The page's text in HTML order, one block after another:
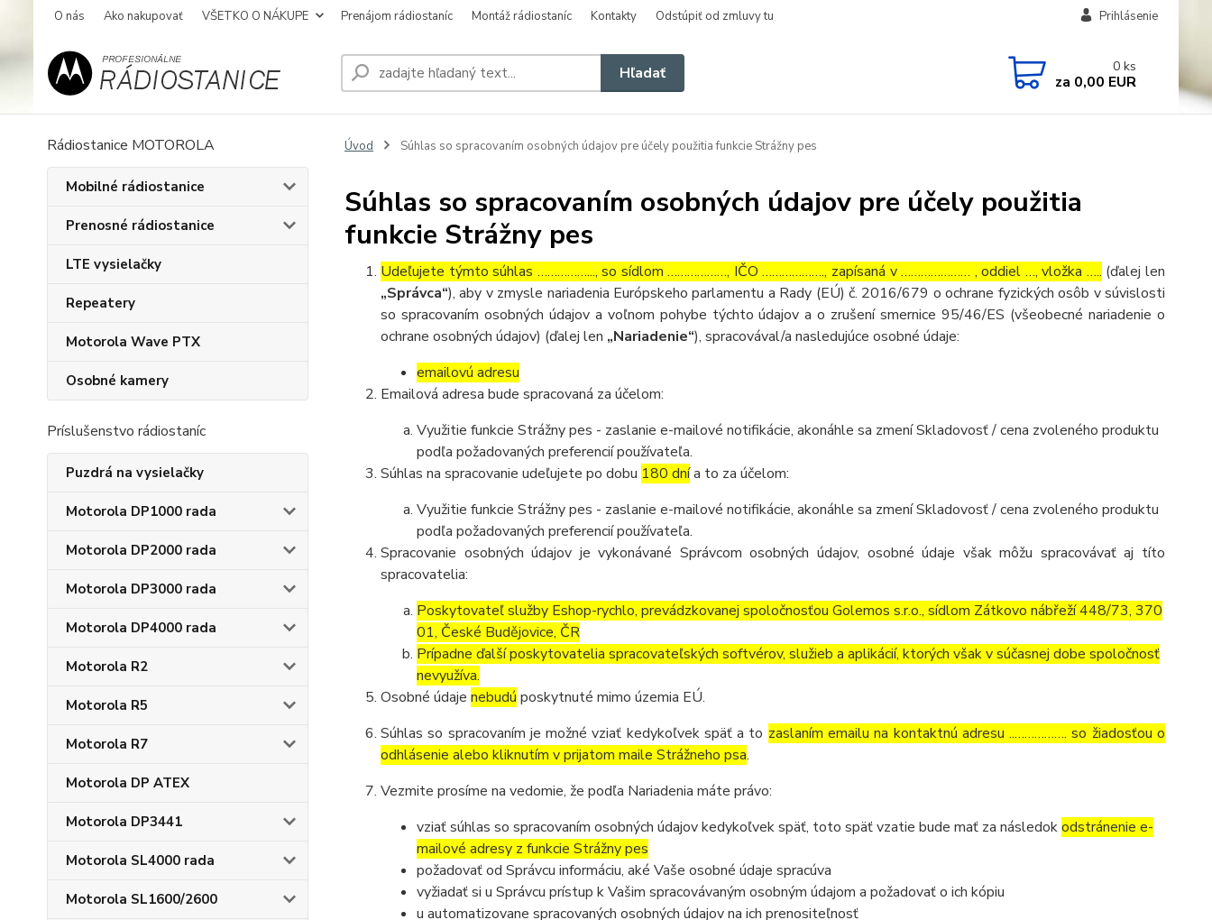
O nás Ako nakupovať VŠETKO O NÁKUPE Prenájom rádiostaníc Montáž rádiostaníc Kontakty Odstúpiť od zmluvy tu Prihlásenie
Hľadať 0 ks
za 0,00 EUR
Rádiostanice MOTOROLA
Mobilné rádiostanice
Prenosné rádiostanice
LTE vysielačky
Repeatery
Motorola Wave PTX
Osobné kamery
Príslušenstvo rádiostaníc
Puzdrá na vysielačky
Motorola DP1000 rada
Motorola DP2000 rada
Motorola DP3000 rada
Motorola DP4000 rada
Motorola R2
Motorola R5
Motorola R7
Motorola DP ATEX
Motorola DP3441
Motorola SL4000 rada
Motorola SL1600/2600
Úvod Súhlas so spracovaním osobných údajov pre účely použitia funkcie Strážny pes
Súhlas so spracovaním osobných údajov pre účely použitia
funkcie Strážny pes
Udeľujete týmto súhlas ……………..., so sídlom ………………, IČO ………………., zapísaná v ………………… , oddiel …, vložka ….. (ďalej len
„Správca“), aby v zmysle nariadenia Európskeho parlamentu a Rady (EÚ) č. 2016/679 o ochrane fyzických osôb v súvislosti
so spracovaním osobných údajov a voľnom pohybe týchto údajov a o zrušení smernice 95/46/ES (všeobecné nariadenie o
ochrane osobných údajov) (ďalej len „Nariadenie“), spracovával/a nasledujúce osobné údaje:
emailovú adresu
Emailová adresa bude spracovaná za účelom:
Využitie funkcie Strážny pes - zaslanie e-mailové notifikácie, akonáhle sa zmení Skladovosť / cena zvoleného produktu
podľa požadovaných preferencií používateľa.
Súhlas na spracovanie udeľujete po dobu 180 dnía to za účelom:
Využitie funkcie Strážny pes - zaslanie e-mailové notifikácie, akonáhle sa zmení Skladovosť / cena zvoleného produktu
podľa požadovaných preferencií používateľa.
Spracovanie osobných údajov je vykonávané Správcom osobných údajov, osobné údaje však môžu spracovávať aj títo
spracovatelia:
Poskytovateľ služby Eshop-rychlo, prevádzkovanej spoločnosťou Golemos s.r.o., sídlom Zátkovo nábřeží 448/73, 370
01, České Budějovice, ČR
Prípadne ďalší poskytovatelia spracovateľských softvérov, služieb a aplikácií, ktorých však v súčasnej dobe spoločnosť
nevyužíva.
Osobné údaje nebudú poskytnuté mimo územia EÚ.
Súhlas so spracovaním je možné vziať kedykoľvek späť a to zaslaním emailu na kontaktnú adresu ..……………. so žiadosťou o
odhlásenie alebo kliknutím v prijatom maile Strážneho psa.
Vezmite prosíme na vedomie, že podľa Nariadenia máte právo:
vziať súhlas so spracovaním osobných údajov kedykoľvek späť, toto späť vzatie bude mať za následokodstránenie e-
mailové adresy z funkcie Strážny pes
požadovať od Správcu informáciu, aké Vaše osobné údaje spracúva
vyžiadať si u Správcu prístup k Vašim spracovávaným osobným údajom a požadovať o ich kópiu
u automatizovane spracovaných osobných údajov na ich prenositeľnosť